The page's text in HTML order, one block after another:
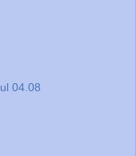
04.08